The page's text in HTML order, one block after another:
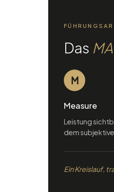
Das
M
Measure
Leistung
dem
Ein Kreislauf,